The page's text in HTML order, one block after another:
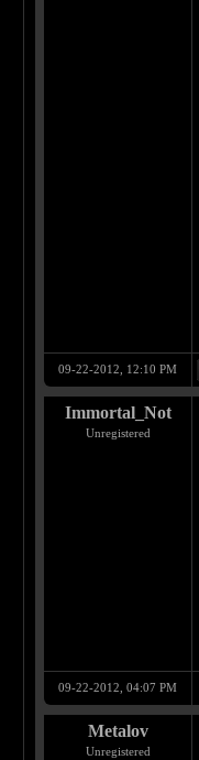
09-22-2012, 12:10 PM
Immortal_Not
Unregistered
09-22-2012, 04:07 PM
Metalov
Unregistered